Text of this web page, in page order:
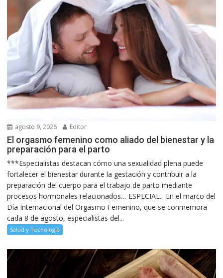
agosto 9, 2026 Editor
El orgasmo femenino como aliado del bienestar y la
preparación para el parto
***Especialistas destacan cómo una sexualidad plena puede
fortalecer el bienestar durante la gestación y contribuir a la
preparación del cuerpo para el trabajo de parto mediante
procesos hormonales relacionados… ESPECIAL.- En el marco del
Día Internacional del Orgasmo Femenino, que se conmemora
cada 8 de agosto, especialistas del...
Salud y Tecnología